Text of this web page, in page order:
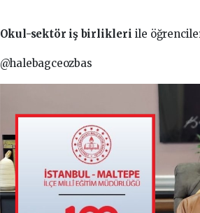
Okul-sektör iş birlikleri ile
@halebagceozbas